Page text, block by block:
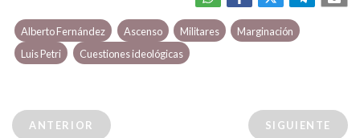
Alberto Fernández Ascenso Militares
Marginación
Luis Petri
Cuestiones ideológicas
ANTERIOR SIGUIENTE